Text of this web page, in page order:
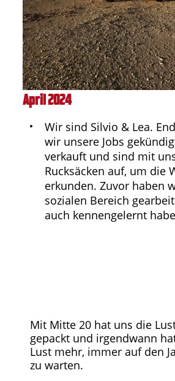
April 2024
Wir sind Silvio & Lea.
wir unsere Jobs
verkauft und sind mit
Rucksäcken auf, um die
erkunden. Zuvor haben
sozialen Bereich
auch kennengelernt
Mit Mitte 20 hat uns die
gepackt und irgendwann
Lust mehr, immer auf den
zu warten.